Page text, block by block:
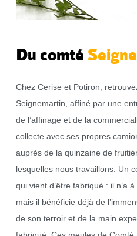
Du comté
Chez Cerise et Potiron,
Seignemartin, affiné par une
de l’affinage et de la
collecte avec ses propres
auprès de la quinzaine de
lesquelles nous travaillons. Un
qui vient d’être fabriqué : il n’a
mais il bénéficie déjà de
de son terroir et de la main